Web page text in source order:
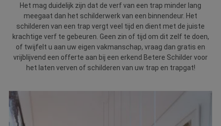
Verfspuitbedrijf?
Waarom de betere schilder?
Binnenschilderwerk
Veelgestelde vragen
Webshop
Contact
Het mag duidelijk zijn dat de verf van een trap minder lang
meegaat dan het schilderwerk van een binnendeur. Het
schilderen van een trap vergt veel tijd en dient met de juiste
krachtige verf te gebeuren. Geen zin of tijd om dit zelf te doen,
of twijfelt u aan uw eigen vakmanschap, vraag dan gratis en
vrijblijvend een offerte aan bij een erkend Betere Schilder voor
het laten verven of schilderen van uw trap en trapgat!